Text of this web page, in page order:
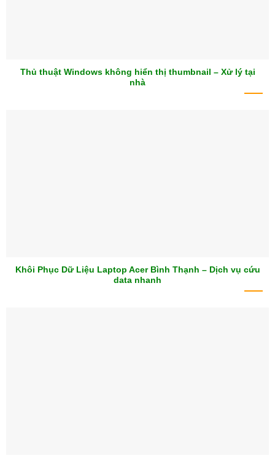
Thủ thuật Windows không hiển thị thumbnail – Xử lý tại
nhà
Khôi Phục Dữ Liệu Laptop Acer Bình Thạnh – Dịch vụ cứu
data nhanh